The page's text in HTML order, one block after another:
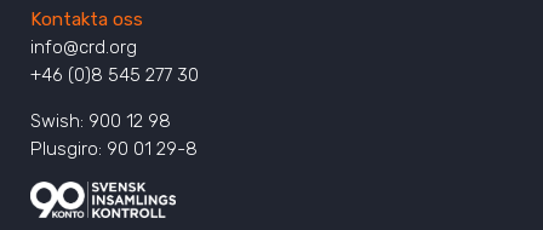
Kontakta oss
info@crd.org
+46 (0)8 545 277 30
Swish: 900 12 98
Plusgiro: 90 01 29-8